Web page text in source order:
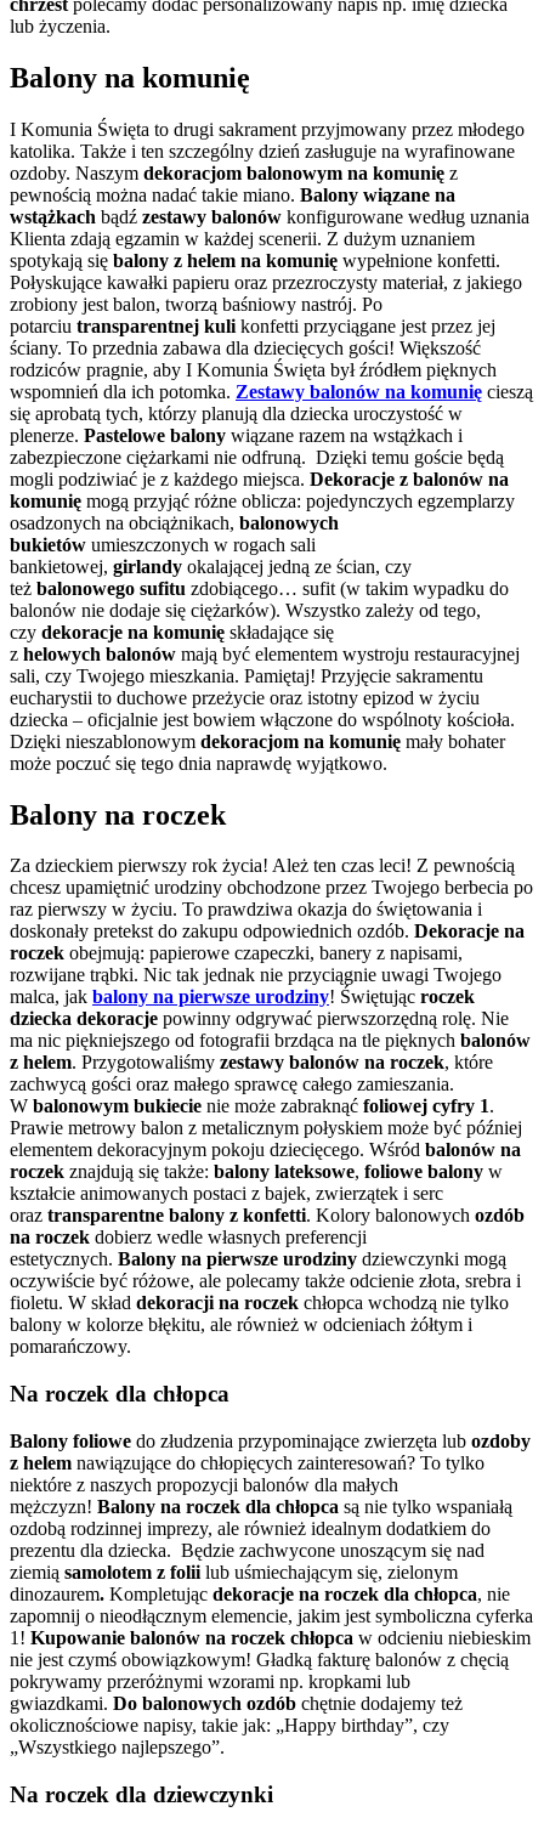
lub życzenia.
Balony na komunię
I Komunia Święta to drugi sakrament przyjmowany przez młodego
katolika. Także i ten szczególny dzień zasługuje na wyrafinowane
ozdoby. Naszym dekoracjom balonowym na komunię z
pewnością można nadać takie miano. Balony wiązane na
wstążkach bądź zestawy balonów konfigurowane według uznania
Klienta zdają egzamin w każdej scenerii. Z dużym uznaniem
spotykają się balony z helem na komunię wypełnione konfetti.
Połyskujące kawałki papieru oraz przezroczysty materiał, z jakiego
zrobiony jest balon, tworzą baśniowy nastrój. Po
potarciu transparentnej kuli konfetti przyciągane jest przez jej
ściany. To przednia zabawa dla dziecięcych gości! Większość
rodziców pragnie, aby I Komunia Święta był źródłem pięknych
wspomnień dla ich potomka. Zestawy balonów na komunię cieszą
się aprobatą tych, którzy planują dla dziecka uroczystość w
plenerze. Pastelowe balony wiązane razem na wstążkach i
zabezpieczone ciężarkami nie odfruną. Dzięki temu goście będą
mogli podziwiać je z każdego miejsca. Dekoracje z balonów na
komunię mogą przyjąć różne oblicza: pojedynczych egzemplarzy
osadzonych na obciążnikach, balonowych
bukietów umieszczonych w rogach sali
bankietowej, girlandy okalającej jedną ze ścian, czy
też balonowego sufitu zdobiącego… sufit (w takim wypadku do
balonów nie dodaje się ciężarków). Wszystko zależy od tego,
czy dekoracje na komunię składające się
z helowych balonów mają być elementem wystroju restauracyjnej
sali, czy Twojego mieszkania. Pamiętaj! Przyjęcie sakramentu
eucharystii to duchowe przeżycie oraz istotny epizod w życiu
dziecka – oficjalnie jest bowiem włączone do wspólnoty kościoła.
Dzięki nieszablonowym dekoracjom na komunię mały bohater
może poczuć się tego dnia naprawdę wyjątkowo.
Balony na roczek
Za dzieckiem pierwszy rok życia! Ależ ten czas leci! Z pewnością
chcesz upamiętnić urodziny obchodzone przez Twojego berbecia po
raz pierwszy w życiu. To prawdziwa okazja do świętowania i
doskonały pretekst do zakupu odpowiednich ozdób. Dekoracje na
roczek obejmują: papierowe czapeczki, banery z napisami,
rozwijane trąbki. Nic tak jednak nie przyciągnie uwagi Twojego
malca, jak balony na pierwsze urodziny! Świętując roczek
dziecka dekoracje powinny odgrywać pierwszorzędną rolę. Nie
ma nic piękniejszego od fotografii brzdąca na tle pięknych balonów
z helem. Przygotowaliśmy zestawy balonów na roczek, które
zachwycą gości oraz małego sprawcę całego zamieszania.
W balonowym bukiecie nie może zabraknąć foliowej cyfry 1.
Prawie metrowy balon z metalicznym połyskiem może być później
elementem dekoracyjnym pokoju dziecięcego. Wśród balonów na
roczek znajdują się także: balony lateksowe, foliowe balony w
kształcie animowanych postaci z bajek, zwierzątek i serc
oraz transparentne balony z konfetti. Kolory balonowych ozdób
na roczek dobierz wedle własnych preferencji
estetycznych. Balony na pierwsze urodziny dziewczynki mogą
oczywiście być różowe, ale polecamy także odcienie złota, srebra i
fioletu. W skład dekoracji na roczek chłopca wchodzą nie tylko
balony w kolorze błękitu, ale również w odcieniach żółtym i
pomarańczowy.
Na roczek dla chłopca
Balony foliowe do złudzenia przypominające zwierzęta lub ozdoby
z helem nawiązujące do chłopięcych zainteresowań? To tylko
niektóre z naszych propozycji balonów dla małych
mężczyzn! Balony na roczek dla chłopca są nie tylko wspaniałą
ozdobą rodzinnej imprezy, ale również idealnym dodatkiem do
prezentu dla dziecka. Będzie zachwycone unoszącym się nad
ziemią samolotem z folii lub uśmiechającym się, zielonym
dinozaurem. Kompletując dekoracje na roczek dla chłopca, nie
zapomnij o nieodłącznym elemencie, jakim jest symboliczna cyferka
1! Kupowanie balonów na roczek chłopca w odcieniu niebieskim
nie jest czymś obowiązkowym! Gładką fakturę balonów z chęcią
pokrywamy przeróżnymi wzorami np. kropkami lub
gwiazdkami. Do balonowych ozdób chętnie dodajemy też
okolicznościowe napisy, takie jak: „Happy birthday”, czy
„Wszystkiego najlepszego”.
Na roczek dla dziewczynki